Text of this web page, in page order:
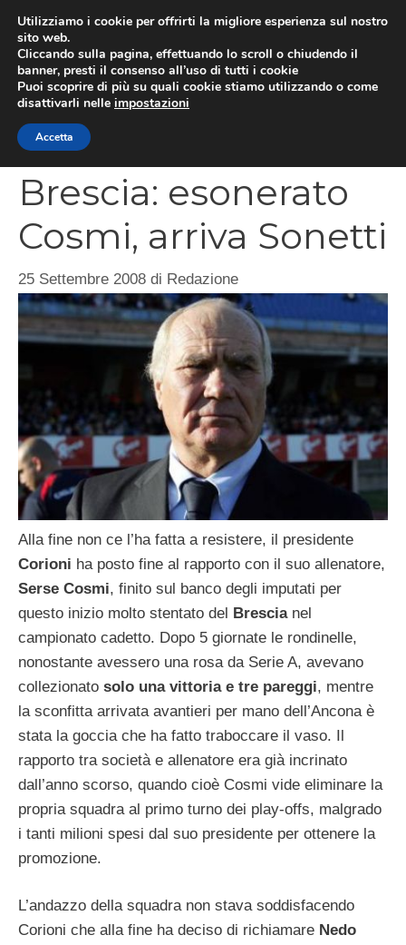
contenuto
Brescia: esonerato
Cosmi, arriva Sonetti
25 Settembre 2008 di Redazione
Alla fine non ce l’ha fatta a resistere, il presidente
Corioni ha posto fine al rapporto con il suo allenatore,
Serse Cosmi, finito sul banco degli imputati per
questo inizio molto stentato del Brescia nel
campionato cadetto. Dopo 5 giornate le rondinelle,
nonostante avessero una rosa da Serie A, avevano
collezionato solo una vittoria e tre pareggi, mentre
la sconfitta arrivata avantieri per mano dell’Ancona è
stata la goccia che ha fatto traboccare il vaso. Il
rapporto tra società e allenatore era già incrinato
dall’anno scorso, quando cioè Cosmi vide eliminare la
propria squadra al primo turno dei play-offs, malgrado
i tanti milioni spesi dal suo presidente per ottenere la
promozione.
L’andazzo della squadra non stava soddisfacendo
Corioni che alla fine ha deciso di richiamare Nedo
Utilizziamo i cookie per offrirti la migliore esperienza sul nostro
sito web.
Cliccando sulla pagina, effettuando lo scroll o chiudendo il
banner, presti il consenso all’uso di tutti i cookie
Puoi scoprire di più su quali cookie stiamo utilizzando o come
disattivarli nelle impostazioni
Accetta